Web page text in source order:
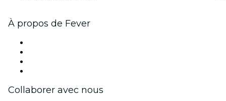
À propos de Fever
Collaborer avec nous